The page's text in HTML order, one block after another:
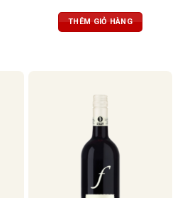
cân bằng, tannin mềm, dư vị dễ
THÊM GIỎ HÀNG